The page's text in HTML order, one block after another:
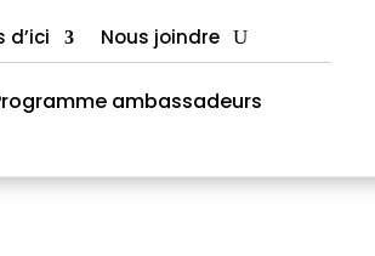
d’ici Nous joindre
ambassadeurs